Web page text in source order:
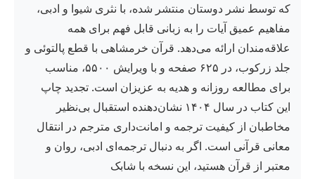
که توسط نشر دوستان منتشر شده، با نثری شیوا و ادبی،
مفاهیم عمیق آیات را به زبانی قابل فهم برای همه
علاقه‌مندان ارائه می‌دهد. قرآن خرمشاهی با قطع پالتوئی و
جلد زرکوب، در ۶۲۵ صفحه و با ویرایش ۵۵۰۰، مناسب
برای مطالعه روزانه و هدیه به عزیزان است. تجدید چاپ
این کتاب در سال ۱۴۰۴ نشان‌دهنده استقبال بی‌نظیر
مخاطبان از کیفیت ترجمه و امانت‌داری مترجم در انتقال
معانی قرآنی است. اگر به دنبال ترجمه‌ای ادبی، روان و
معتبر از قرآن هستید، این نسخه با شابک